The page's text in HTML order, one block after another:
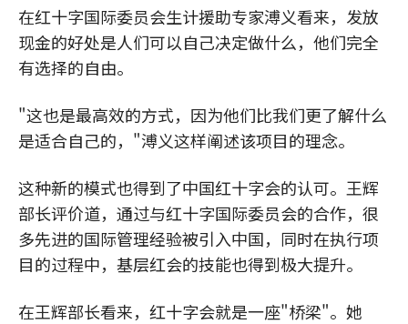
在红十字国际委员会生计援助专家溥义看来，发放
现金的好处是人们可以自己决定做什么，他们完全
有选择的自由。
"这也是最高效的方式，因为他们比我们更了解什么
是适合自己的，"溥义这样阐述该项目的理念。
这种新的模式也得到了中国红十字会的认可。王辉
部长评价道，通过与红十字国际委员会的合作，很
多先进的国际管理经验被引入中国，同时在执行项
目的过程中，基层红会的技能也得到极大提升。
在王辉部长看来，红十字会就是一座"桥梁"。她